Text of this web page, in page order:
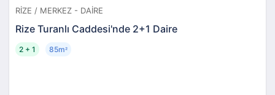
RIZE / MERKEZ - DAIRE
Rize Turanlı Caddesi'nde 2+1 Daire
2 + 1 85m²